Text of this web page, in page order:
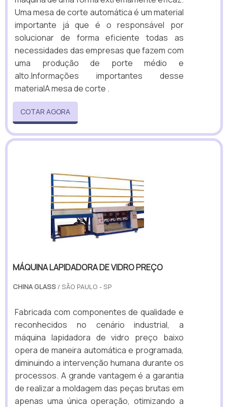
Uma mesa de corte automática é um material
importante já que é o responsável por
solucionar de forma eficiente todas as
necessidades das empresas que fazem com
uma produção de porte médio e
alto.Informações importantes desse
materialA mesa de corte .
COTAR AGORA
MÁQUINA LAPIDADORA DE VIDRO PREÇO
CHINA GLASS / SÃO PAULO - SP
Fabricada com componentes de qualidade e
reconhecidos no cenário industrial, a
máquina lapidadora de vidro preço baixo
opera de maneira automática e programada,
diminuindo a intervenção humana durante os
processos. A grande vantagem é a garantia
de realizar a moldagem das peças brutas em
apenas uma única operação, otimizando a